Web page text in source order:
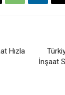
Hızla
İnşaat